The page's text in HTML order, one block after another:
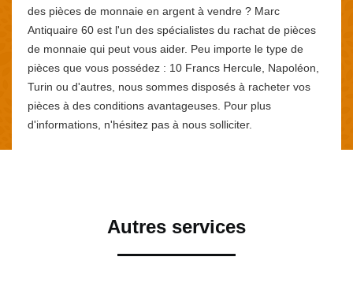
des pièces de monnaie en argent à vendre ? Marc
Antiquaire 60 est l'un des spécialistes du rachat de pièces
de monnaie qui peut vous aider. Peu importe le type de
pièces que vous possédez : 10 Francs Hercule, Napoléon,
Turin ou d'autres, nous sommes disposés à racheter vos
pièces à des conditions avantageuses. Pour plus
d'informations, n'hésitez pas à nous solliciter.
Autres services